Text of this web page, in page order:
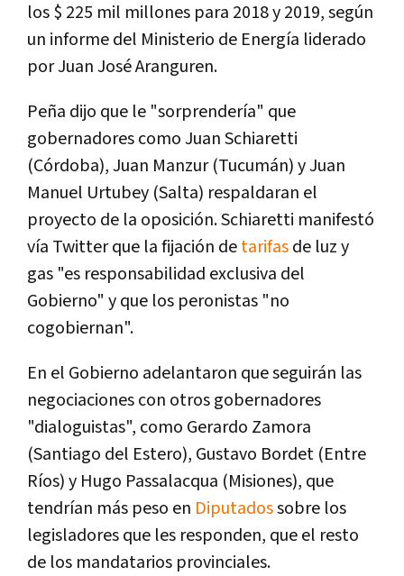
los $ 225 mil millones para 2018 y 2019, según
un informe del Ministerio de Energí­a liderado
por Juan José Aranguren.
Peña dijo que le "sorprenderí­a" que
gobernadores como Juan Schiaretti
(Córdoba), Juan Manzur (Tucumán) y Juan
Manuel Urtubey (Salta) respaldaran el
proyecto de la oposición. Schiaretti manifestó
ví­a Twitter que la fijación detarifasde luz y
gas "es responsabilidad exclusiva del
Gobierno" y que los peronistas "no
cogobiernan".
En el Gobierno adelantaron que seguirán las
negociaciones con otros gobernadores
"dialoguistas", como Gerardo Zamora
(Santiago del Estero), Gustavo Bordet (Entre
Rí­os) y Hugo Passalacqua (Misiones), que
tendrí­an más peso en Diputadossobre los
legisladores que les responden, que el resto
de los mandatarios provinciales.